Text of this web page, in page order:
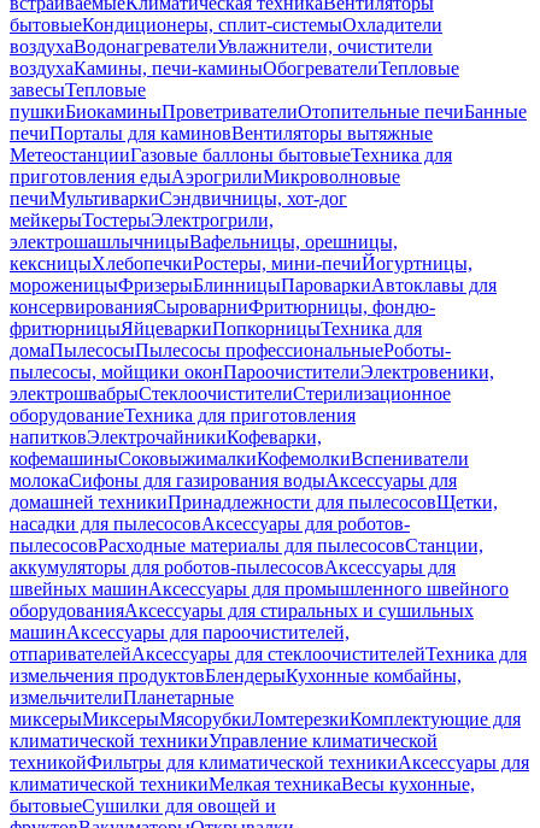
бытовыеКондиционеры, сплит-системыОхладители
воздухаВодонагревателиУвлажнители, очистители
воздухаКамины, печи-каминыОбогревателиТепловые
завесыТепловые
пушкиБиокаминыПроветривателиОтопительные печиБанные
печиПорталы для каминовВентиляторы вытяжные
МетеостанцииГазовые баллоны бытовыеТехника для
приготовления едыАэрогрилиМикроволновые
печиМультиваркиСэндвичницы, хот-дог
мейкерыТостерыЭлектрогрили,
электрошашлычницыВафельницы, орешницы,
кексницыХлебопечкиРостеры, мини-печиЙогуртницы,
мороженицыФризерыБлинницыПароваркиАвтоклавы для
консервированияСыроварниФритюрницы, фондю-
фритюрницыЯйцеваркиПопкорницыТехника для
домаПылесосыПылесосы профессиональныеРоботы-
пылесосы, мойщики оконПароочистителиЭлектровеники,
электрошвабрыСтеклоочистителиСтерилизационное
оборудованиеТехника для приготовления
напитковЭлектрочайникиКофеварки,
кофемашиныСоковыжималкиКофемолкиВспениватели
молокаСифоны для газирования водыАксессуары для
домашней техникиПринадлежности для пылесосовЩетки,
насадки для пылесосовАксессуары для роботов-
пылесосовРасходные материалы для пылесосовСтанции,
аккумуляторы для роботов-пылесосовАксессуары для
швейных машинАксессуары для промышленного швейного
оборудованияАксессуары для стиральных и сушильных
машинАксессуары для пароочистителей,
отпаривателейАксессуары для стеклоочистителейТехника для
измельчения продуктовБлендерыКухонные комбайны,
измельчителиПланетарные
миксерыМиксерыМясорубкиЛомтерезкиКомплектующие для
климатической техникиУправление климатической
техникойФильтры для климатической техникиАксессуары для
климатической техникиМелкая техникаВесы кухонные,
бытовыеСушилки для овощей и